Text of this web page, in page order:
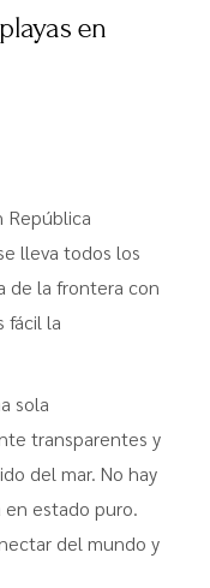
en
República
lleva todos los
de la frontera con
fácil la
sola
transparentes y
del mar. No hay
en estado puro.
del mundo y